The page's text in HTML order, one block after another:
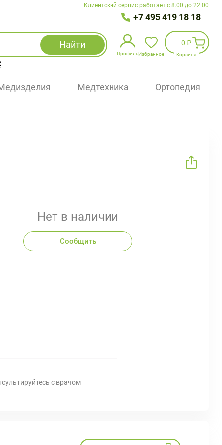
Клиентский сервис работает с 8.00 до 22.00
+7 495 419 18 18
Найти
Профиль
Избранное
Войти
Избранное
0 ₽
Корзина
Медтехника Ортопедия
Нет в наличии
Сообщить
с врачом